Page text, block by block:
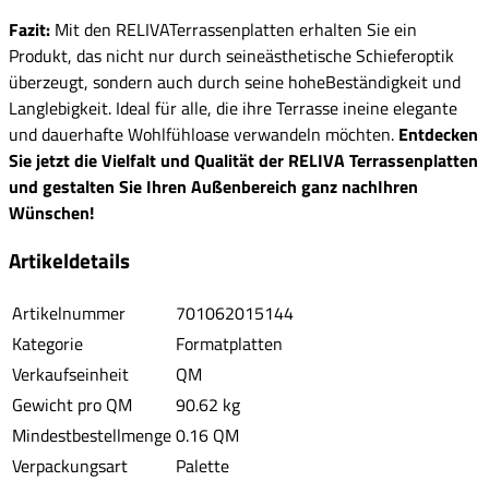
Fazit: Mit den RELIVATerrassenplatten erhalten Sie ein
Produkt, das nicht nur durch seineästhetische Schieferoptik
überzeugt, sondern auch durch seine hoheBeständigkeit und
Langlebigkeit. Ideal für alle, die ihre Terrasse ineine elegante
und dauerhafte Wohlfühloase verwandeln möchten. Entdecken
Sie jetzt die Vielfalt und Qualität der RELIVA Terrassenplatten
und gestalten Sie Ihren Außenbereich ganz nachIhren
Wünschen!
Artikeldetails
Artikelnummer
701062015144
Kategorie
Formatplatten
Verkaufseinheit
QM
Gewicht pro QM
90.62 kg
Mindestbestellmenge0.16 QM
Verpackungsart
Palette